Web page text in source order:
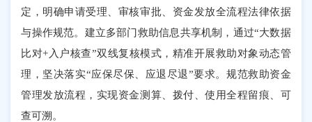
定，明确申请受理、审核审批、资金发放全流程法律依据
与操作规范。建立多部门救助信息共享机制，通过“大数据
比对+入户核查”双线复核模式，精准开展救助对象动态管
理，坚决落实“应保尽保、应退尽退”要求。规范救助资金
管理发放流程，实现资金测算、拨付、使用全程留痕、可
查可溯。